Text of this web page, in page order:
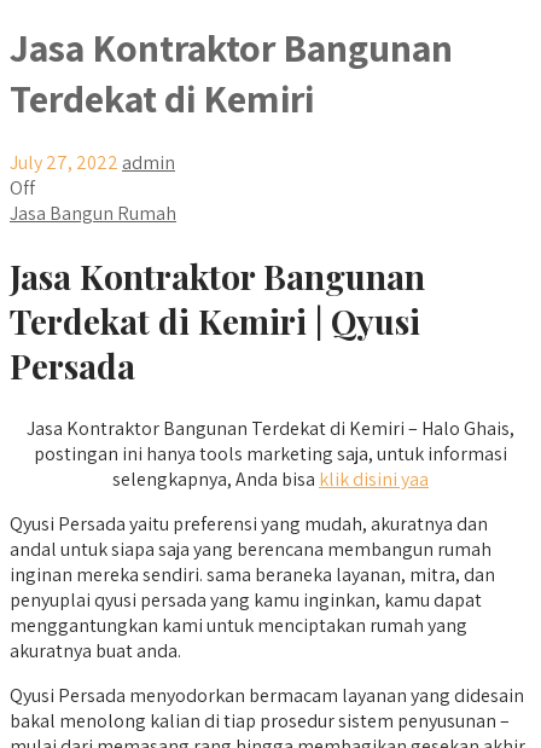
Jasa Kontraktor Bangunan
Terdekat di Kemiri
July 27, 2022 admin
Off
Jasa Bangun Rumah
Jasa Kontraktor Bangunan
Terdekat di Kemiri | Qyusi
Persada
Jasa Kontraktor Bangunan Terdekat di Kemiri – Halo Ghais,
postingan ini hanya tools marketing saja, untuk informasi
selengkapnya, Anda bisa klik disini yaa
Qyusi Persada yaitu preferensi yang mudah, akuratnya dan
andal untuk siapa saja yang berencana membangun rumah
inginan mereka sendiri. sama beraneka layanan, mitra, dan
penyuplai qyusi persada yang kamu inginkan, kamu dapat
menggantungkan kami untuk menciptakan rumah yang
akuratnya buat anda.
Qyusi Persada menyodorkan bermacam layanan yang didesain
bakal menolong kalian di tiap prosedur sistem penyusunan –